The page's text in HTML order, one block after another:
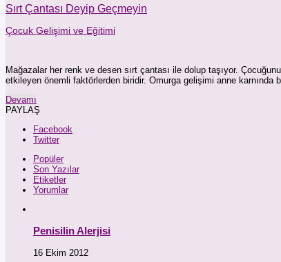
Sırt Çantası Deyip Geçmeyin
Çocuk Gelişimi ve Eğitimi
Mağazalar her renk ve desen sırt çantası ile dolup taşıyor.
etkileyen önemli faktörlerden biridir. Omurga gelişimi anne
Devamı
PAYLAŞ
Facebook
Twitter
Popüler
Son Yazılar
Etiketler
Yorumlar
Penisilin Alerjisi
16 Ekim 2012